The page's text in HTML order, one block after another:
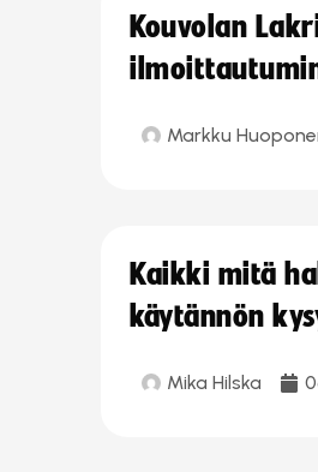
Kouvolan
Markku
Kaikki mitä
käytännön
Mika Hilska